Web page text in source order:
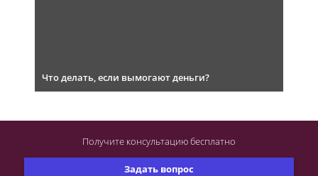
Что делать, если вымогают деньги?
Задать вопрос
Получите консультациюбесплатно